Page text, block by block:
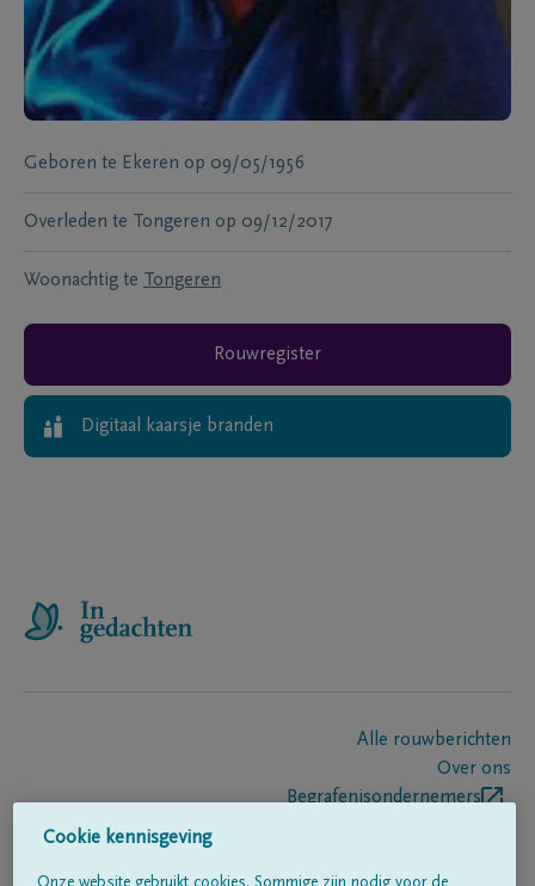
Geboren te Ekeren op 09/05/1956
Overleden te Tongeren op 09/12/2017
Woonachtig te Tongeren
Rouwregister
Digitaal kaarsje branden
Alle rouwberichten
Over ons
Begrafenisondernemers
Cookie kennisgeving